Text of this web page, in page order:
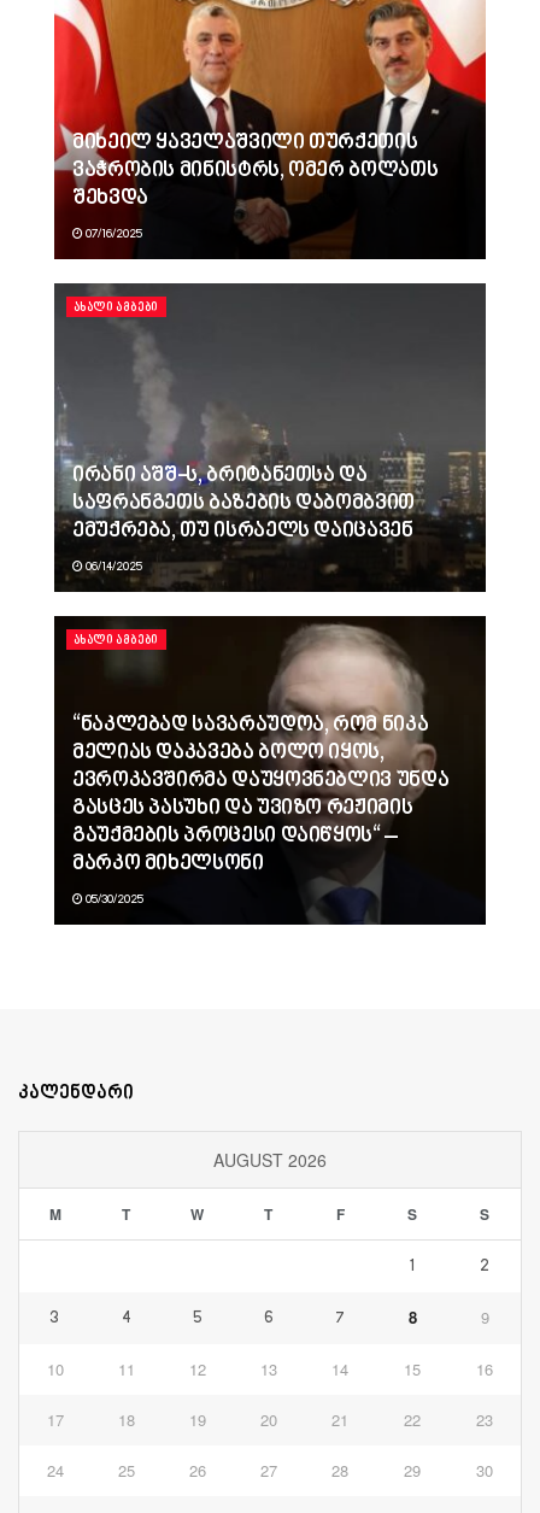
მიხეილ ყაველაშვილი თურქეთის
ვაჭრობის მინისტრს, ომერ ბოლათს
შეხვდა
07/16/2025
ᲐᲮᲐᲚᲘ ᲐᲛᲑᲔᲑᲘ
ირანი აშშ-ს, ბრიტანეთსა და
საფრანგეთს ბაზების დაბომბვით
ემუქრება, თუ ისრაელს დაიცავენ
06/14/2025
ᲐᲮᲐᲚᲘ ᲐᲛᲑᲔᲑᲘ
“ნაკლებად სავარაუდოა, რომ ნიკა
მელიას დაკავება ბოლო იყოს,
ევროკავშირმა დაუყოვნებლივ უნდა
გასცეს პასუხი და უვიზო რეჟიმის
გაუქმების პროცესი დაიწყოს“ –
მარკო მიხელსონი
05/30/2025
კალენდარი
AUGUST 2026
M T W T F S S
1 2
3 4 5 6 7 8 9
10 11 12 13 14 15 16
17 18 19 20 21 22 23
24 25 26 27 28 29 30